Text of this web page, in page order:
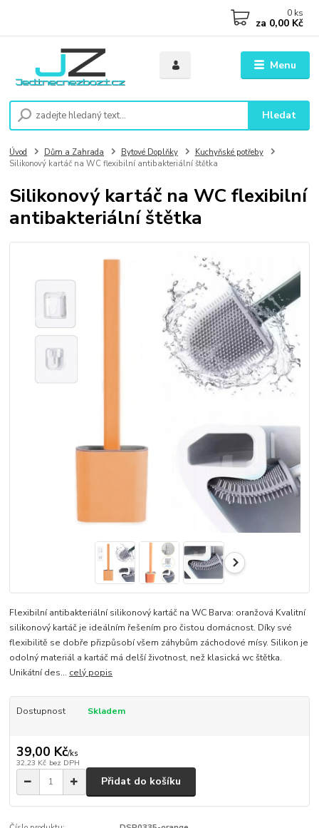
Menu
Hledat
0 ks
za 0,00 Kč
Úvod Dům a Zahrada Bytové Doplňky
Kuchyňské potřeby
Silikonový kartáč na WC flexibilní antibakteriální štětka
Silikonový kartáč na WC flexibilní
antibakteriální štětka
Flexibilní antibakteriální silikonový kartáč na WC Barva: oranžová Kvalitní
silikonový kartáč je ideálním řešením pro čistou domácnost. Díky své
flexibilitě se dobře přizpůsobí všem záhybům záchodové mísy. Silikon je
odolný materiál a kartáč má delší životnost, než klasická wc štětka.
Unikátní des... celý popis
Dostupnost Skladem
39,00 Kč/ks
32,23 Kč bez DPH
Přidat do košíku